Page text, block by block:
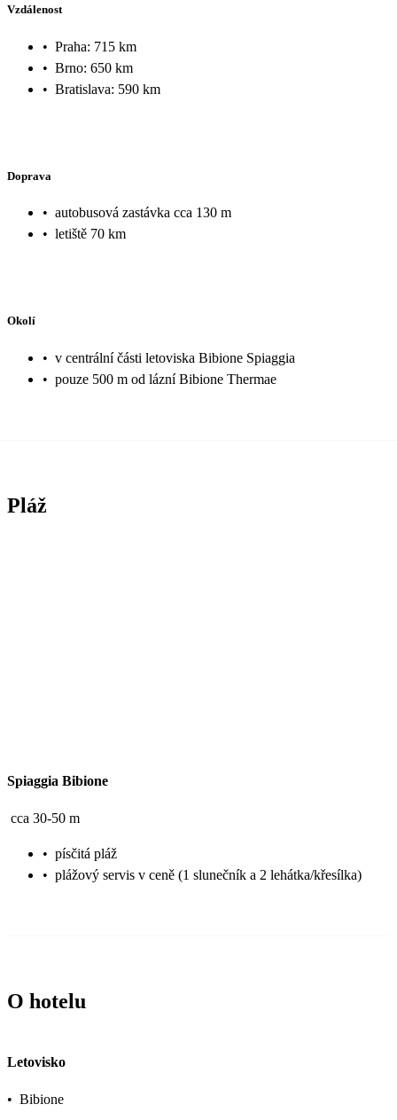
Vzdálenost
• Praha: 715 km
• Brno: 650 km
• Bratislava: 590 km
Doprava
• autobusová zastávka cca 130 m
• letiště 70 km
Okolí
• v centrální části letoviska Bibione Spiaggia
• pouze 500 m od lázní Bibione Thermae
Pláž
Spiaggia Bibione
cca 30-50 m
• písčitá pláž
• plážový servis v ceně (1 slunečník a 2 lehátka/křesílka)
O hotelu
Letovisko
• Bibione